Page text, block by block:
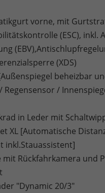
vorne, mit
(ESC), inkl.
(XDS)
beheizbar
Regensensor /
in Leder mit
XL [Automatische
inkl.Stauassistent]
Rückfahrkamera und
"Dynamic 20/3"